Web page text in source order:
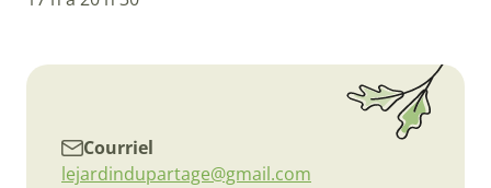
Courriel
lejardindupartage@gmail.com